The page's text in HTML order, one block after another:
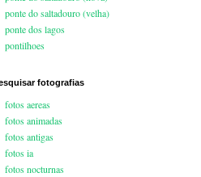
ponte do saltadouro (velha)
ponte dos lagos
pontilhoes
fotografias
fotos aereas
fotos animadas
fotos antigas
fotos ia
fotos nocturnas